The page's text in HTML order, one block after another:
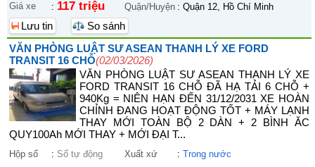
Giá xe : 117 triệu Quận/Huyện : Quận 12, Hồ Chí Minh
Lưu tin
So sánh
VĂN PHÒNG LUẬT SƯ ASEAN THANH LÝ XE FORD
TRANSIT 16 CHỖ(02/03/2026)
VĂN PHÒNG LUẬT SƯ ASEAN THANH LÝ XE
FORD TRANSIT 16 CHỖ ĐÃ HẠ TẢI 6 CHỖ +
940Kg = NIÊN HẠN ĐẾN 31/12/2031 XE HOÀN
CHỈNH ĐANG HOẠT ĐỘNG TỐT + MÁY LẠNH
THAY MỚI TOÀN BỘ 2 DÀN + 2 BÌNH ĂC
QUY100Ah MỚI THAY + MỚI ĐẠI T...
Hộp số : Số tự động Xuất xứ : Trong nước